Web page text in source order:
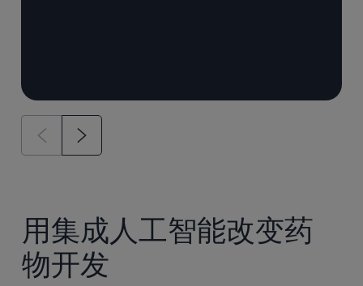
用集成人工智能改变药
物开发